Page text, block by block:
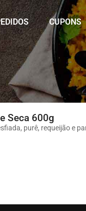
CUPONS
Seca 600g
purê, requeijão e